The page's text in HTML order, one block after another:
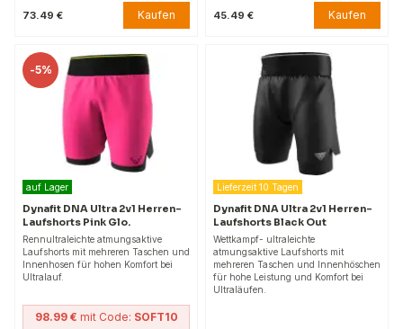
73.49 € Kaufen 45.49 € Kaufen
-5%
auf Lager
Dynafit DNA Ultra 2v1 Herren-
Laufshorts Pink Glo.
Rennultraleichte atmungsaktive
Laufshorts mit mehreren Taschen und
Innenhosen für hohen Komfort bei
Ultralauf.
98.99 € mit Code: SOFT10
Lieferzeit 10 Tagen
Dynafit DNA Ultra 2v1 Herren-
Laufshorts Black Out
Wettkampf- ultraleichte
atmungsaktive Laufshorts mit
mehreren Taschen und Innenhöschen
für hohe Leistung und Komfort bei
Ultraläufen.